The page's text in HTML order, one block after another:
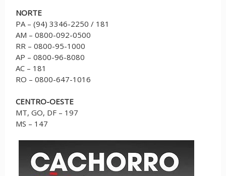
NORTE
PA – (94) 3346-2250 / 181
AM – 0800-092-0500
RR – 0800-95-1000
AP – 0800-96-8080
AC – 181
RO – 0800-647-1016
CENTRO-OESTE
MT, GO, DF – 197
MS – 147